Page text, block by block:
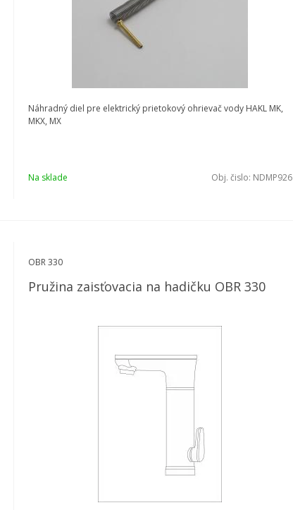
Náhradný diel pre elektrický prietokový ohrievač vody HAKL MK,
MKX, MX
Na sklade Obj. čislo: NDMP926
OBR 330
Pružina zaisťovacia na hadičku OBR 330